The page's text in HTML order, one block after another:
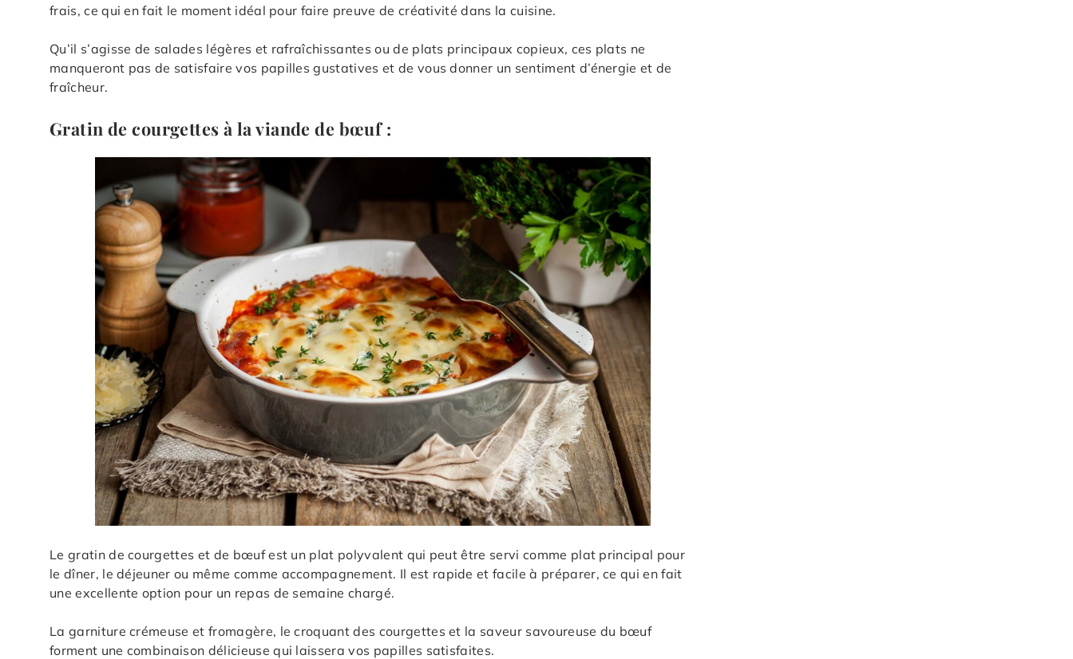
frais, ce qui en fait le moment idéal pour faire preuve de créativité dans la cuisine.
Qu’il s’agisse de salades légères et rafraîchissantes ou de plats principaux copieux, ces plats ne
manqueront pas de satisfaire vos papilles gustatives et de vous donner un sentiment d’énergie et de
fraîcheur.
Gratin de courgettes à la viande de bœuf :
Le gratin de courgettes et de bœuf est un plat polyvalent qui peut être servi comme plat principal pour
le dîner, le déjeuner ou même comme accompagnement. Il est rapide et facile à préparer, ce qui en fait
une excellente option pour un repas de semaine chargé.
La garniture crémeuse et fromagère, le croquant des courgettes et la saveur savoureuse du bœuf
forment une combinaison délicieuse qui laissera vos papilles satisfaites.